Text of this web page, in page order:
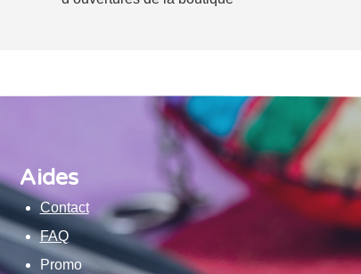
Aides
Contact
FAQ
Promo